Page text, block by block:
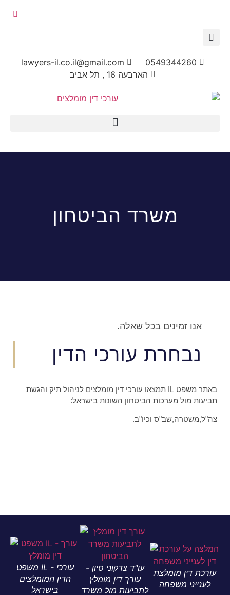
lawyers-il.co.il@gmail.com
הארבעה 16 , תל אביב
משרד הביטחון
זמינים בכל שאלה.
עורכי הדין
באתר משפט IL תמצאו עורכי דין מומלצים לניהול תיק והגשת
מערכות הביטחון השונות בישראל:
וכיו"ב.
משפט IL - עורכי
הדין המומלצים
בישראל
עו"ד צדקוני סיון -
עורך דין מומלץ
לתביעות מול משרד
מומלצת
משפחה